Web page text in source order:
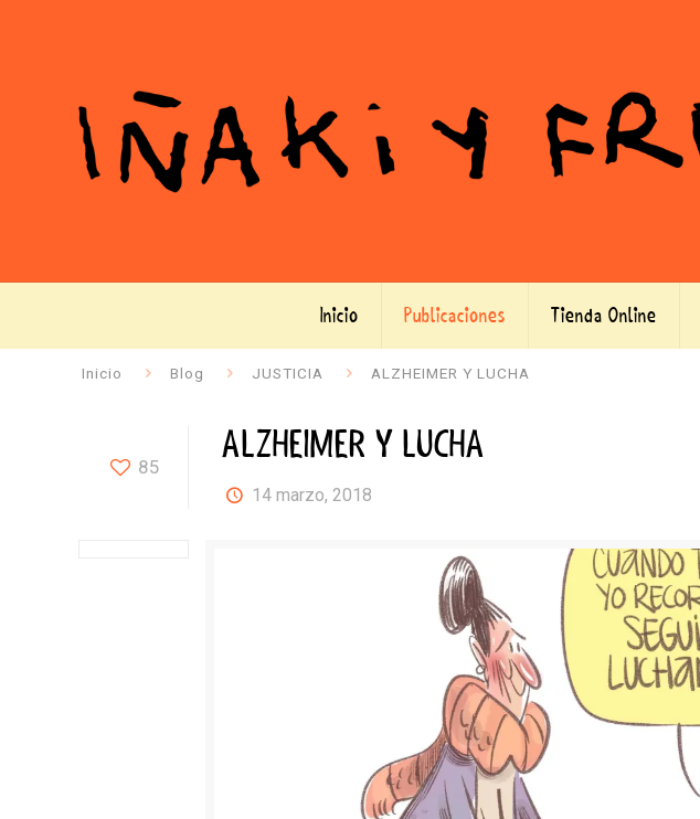
Inicio Publicaciones Tienda Online
Inicio Blog JUSTICIA ALZHEIMER Y LUCHA
85 ALZHEIMER Y LUCHA
14 marzo, 2018